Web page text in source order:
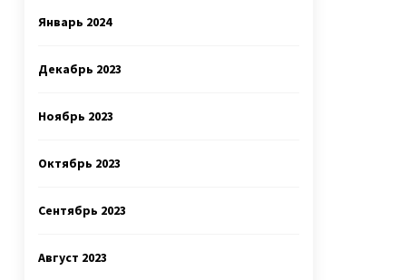
Январь 2024
Декабрь 2023
Ноябрь 2023
Октябрь 2023
Сентябрь 2023
Август 2023